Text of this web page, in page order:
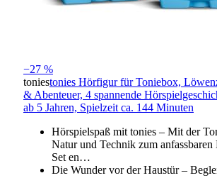
−27 %
toniestonies Hörfigur für Toniebox,
& Abenteuer, 4 spannende
ab 5 Jahren, Spielzeit ca. 144 Minuten
Hörspielspaß mit tonies – Mit der
Natur und Technik zum anfassbaren
Set en…
Die Wunder vor der Haustür –